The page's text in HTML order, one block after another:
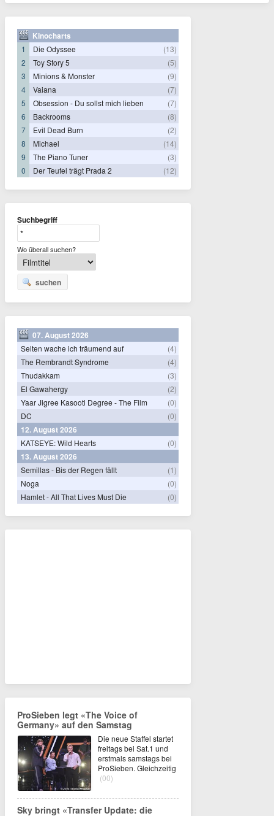
Kinocharts
1 Die Odyssee
(13)
2
Toy Story 5
(5)
3
Minions & Monster
(9)
4
Vaiana
(7)
5
Obsession - Du sollst mich lieben
(7)
6
Backrooms
(8)
7
Evil Dead Burn
(2)
8
Michael
(14)
9
The Piano Tuner
(3)
0
Der Teufel trägt Prada 2 (12)
Suchbegriff
Wo überall suchen?
suchen
07. August 2026
Selten wache ich träumend auf
(4)
The Rembrandt Syndrome
(4)
Thudakkam
(3)
El Gawahergy
(2)
Yaar Jigree Kasooti Degree - The Film
(0)
DC
(0)
12. August 2026
KATSEYE: Wild Hearts (0)
13. August 2026
Semillas - Bis der Regen fällt
(1)
Noga
(0)
Hamlet - All That Lives Must Die
(0)
ProSieben legt «The Voice of
Germany» auf den Samstag
Die neue Staffel startet
freitags bei Sat.1 und
erstmals samstags bei
ProSieben. Gleichzeitig
(00)
Sky bringt «Transfer Update: die